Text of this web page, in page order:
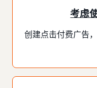
考虑
创建点击付费广告